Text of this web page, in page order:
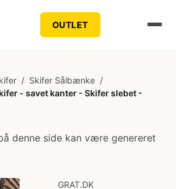
OUTLET
/ Skifer Sålbænke /
- savet kanter - Skifer slebet -
denne side kan være genereret
GRAT.DK